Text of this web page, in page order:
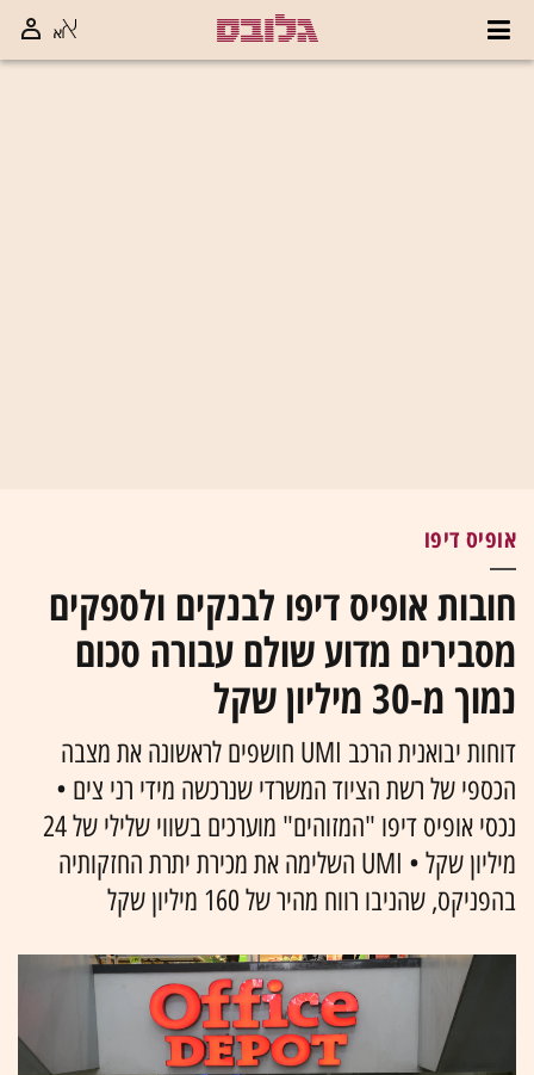
אופיס דיפו
חובות אופיס דיפו לבנקים ולספקים
מסבירים מדוע שולם עבורה סכום
נמוך מ-30 מיליון שקל
דוחות יבואנית הרכב UMI חושפים לראשונה את מצבה
הכספי של רשת הציוד המשרדי שנרכשה מידי רני צים •
נכסי אופיס דיפו "המזוהים" מוערכים בשווי שלילי של 24
מיליון שקל • UMI השלימה את מכירת יתרת החזקותיה
בהפניקס, שהניבו רווח מהיר של 160 מיליון שקל